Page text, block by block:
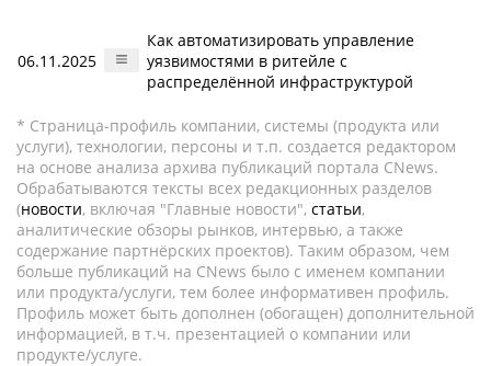
06.11.2025
Как автоматизировать управление
уязвимостями в ритейле с
распределённой инфраструктурой
* Страница-профиль компании, системы (продукта или
услуги), технологии, персоны и т.п. создается редактором
на основе анализа архива публикаций портала CNews.
Обрабатываются тексты всех редакционных разделов
(новости, включая "Главные новости", статьи,
аналитические обзоры рынков, интервью, а также
содержание партнёрских проектов). Таким образом, чем
больше публикаций на CNews было с именем компании
или продукта/услуги, тем более информативен профиль.
Профиль может быть дополнен (обогащен) дополнительной
информацией, в т.ч. презентацией о компании или
продукте/услуге.